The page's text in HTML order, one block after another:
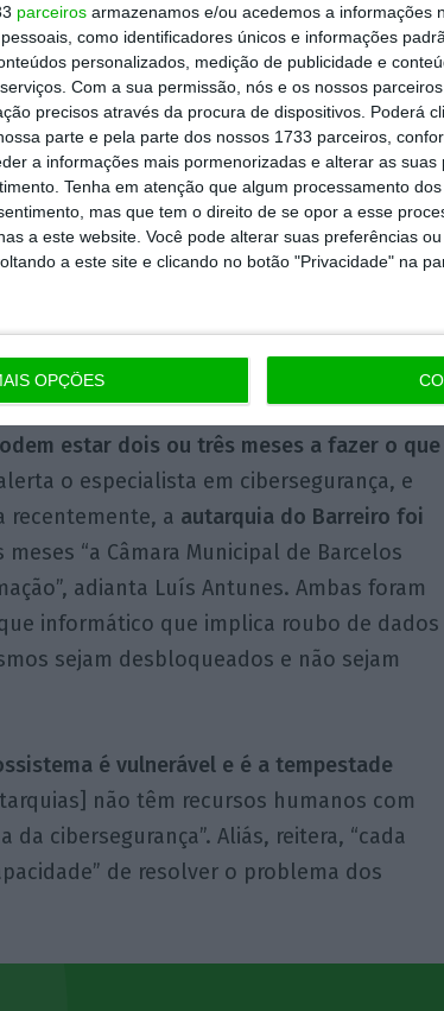
parceiros armazenamos e/ou acedemos a informações
como identificadores únicos e informações
personalizados, medição de publicidade e
Com a sua permissão, nós e os nossos
precisos através da procura de dispositivos. Poderá
parte e pela parte dos nossos 1733 parceiros,
a informações mais pormenorizadas e alterar as
Tenha em atenção que algum processamento
mas que tem o direito de se opor a esse
a este website. Você pode alterar suas preferências
a este site e clicando no botão "Privacidade" na
OPÇÕES
além de os sistemas de informação serem
em termos de operabilidade”.
de Cibersegurança e diretor do Centro
do Porto, acrescenta, por sua vez,
de informática”assim como a
de informaçãoque existem nas
serem seguros”. Estes são alguns
de Proteção de Dados da Comissão
estar dois ou três meses a fazer o que
o especialista em cibersegurança, e
recentemente, a autarquia do Barreiro foi
“a Câmara Municipal de Barcelos
adianta Luís Antunes. Ambas foram
informático que implica roubo de dados
sejam desbloqueados e não sejam
é vulnerável e é a tempestade
não têm recursos humanos com
cibersegurança”. Aliás, reitera, “cada
de resolver o problema dos